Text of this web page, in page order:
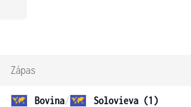
Zápas
Bovina/
Solovieva (1)